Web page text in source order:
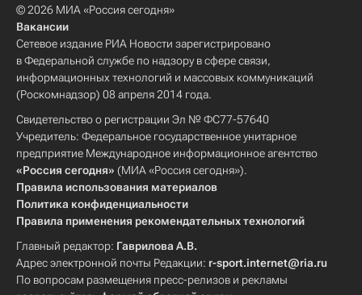
© 2026 МИА «Россия сегодня»
Вакансии
Сетевое издание РИА Новости зарегистрировано
в Федеральной службе по надзору в сфере связи,
информационных технологий и массовых коммуникаций
(Роскомнадзор) 08 апреля 2014 года.
Свидетельство о регистрации Эл № ФС77-57640
Учредитель: Федеральное государственное унитарное
предприятие Международное информационное агентство
«Россия сегодня» (МИА «Россия сегодня»).
Правила использования материалов
Политика конфиденциальности
Правила применения рекомендательных технологий
Главный редактор: Гаврилова А.В.
Адрес электронной почты Редакции: r-sport.internet@ria.ru
По вопросам размещения пресс-релизов и рекламы